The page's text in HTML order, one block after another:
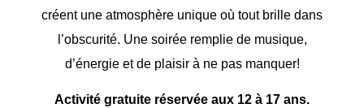
créent une atmosphère unique où tout brille dans
l’obscurité. Une soirée remplie de musique,
d’énergie et de plaisir à ne pas manquer!
Activité gratuite réservée aux 12 à 17 ans.